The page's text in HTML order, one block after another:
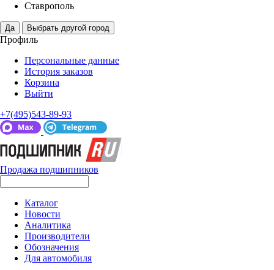
Ставрополь
Профиль
Персональные данные
История заказов
Корзина
Выйти
+7(495)543-89-93
Продажа подшипников
Каталог
Новости
Аналитика
Производители
Обозначения
Для автомобиля